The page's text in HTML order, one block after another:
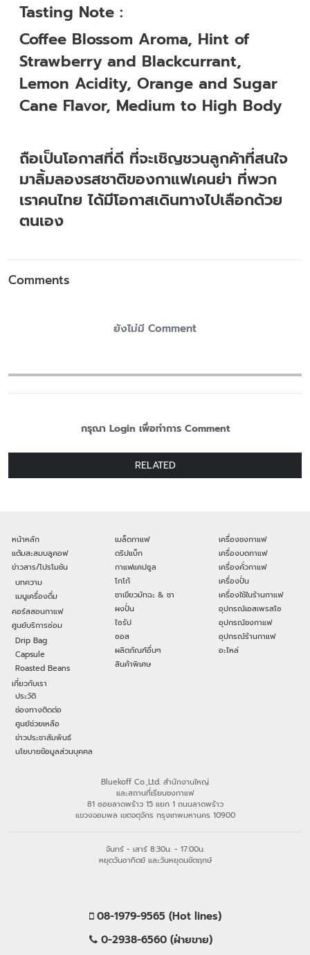
Tasting Note :
Coffee Blossom Aroma, Hint of
Strawberry and Blackcurrant,
Lemon Acidity, Orange and Sugar
Cane Flavor, Medium to High Body
ถือเป็นโอกาสที่ดี ที่จะเชิญชวนลูกค้าที่สนใจ
มาลิ้มลองรสชาติของกาแฟเคนย่า ที่พวก
เราคนไทย ได้มีโอกาสเดินทางไปเลือกด้วย
ตนเอง
Comments
ยังไม่มี Comment
กรุณา Login เพื่อทำการ Comment
RELATED
หน้าหลัก
แต้มสะสมบลูคอฟ
ข่าวสาร/โปรโมชัน
บทความ
เมนูเครื่องดื่ม
คอร์สสอนกาแฟ
ศูนย์บริการซ่อม
Drip Bag
Capsule
Roasted Beans
เกี่ยวกับเรา
ประวัติ
ช่องทางติดต่อ
ศูนย์ช่วยเหลือ
ข่าวประชาสัมพันธ์
นโยบายข้อมูลส่วนบุคคล
เมล็ดกาแฟ
ดริปแบ็ก
กาแฟแคปซูล
โกโก้
ชาเขียวมัทฉะ & ชา
ผงปั่น
ไซรัป
ซอส
ผลิตภัณฑ์อื่นๆ
สินค้าพิเศษ
เครื่องชงกาแฟ
เครื่องบดกาแฟ
เครื่องคั่วกาแฟ
เครื่องปั่น
เครื่องใช้ในร้านกาแฟ
อุปกรณ์เอสเพรสโซ
อุปกรณ์ชงกาแฟ
อุปกรณ์ร้านกาแฟ
อะไหล่
Bluekoff Co.,Ltd. สำนักงานใหญ่
และสถานที่เรียนชงกาแฟ
81 ซอยลาดพร้าว 15 แยก 1 ถนนลาดพร้าว
แขวงจอมพล เขตจตุจักร กรุงเทพมหานคร 10900
จันทร์ - เสาร์ 8:30น. - 17:00น.
หยุดวันอาทิตย์ และวันหยุดนขัตฤกษ์
08-1979-9565 (Hot lines)
0-2938-6560 (ฝ่ายขาย)